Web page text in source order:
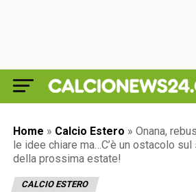
Home » Calcio Estero » Onana,
le idee chiare ma…C’è un ostacolo
della prossima estate!
CALCIO ESTERO